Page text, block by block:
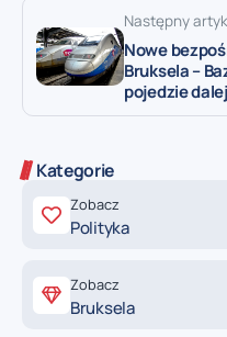
Następny
Nowe
Bruksela –
pojedzie
Kategorie
Zobacz
Polityka
Zobacz
Bruksela